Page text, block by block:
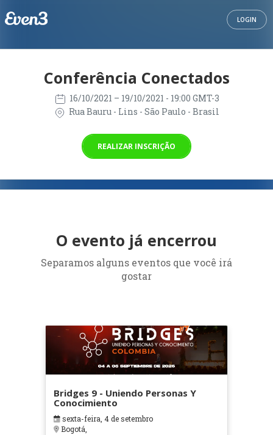
LOGIN
Conferência Conectados
16/10/2021 – 19/10/2021 - 19:00 GMT-3
Rua Bauru - Lins - São Paulo - Brasil
REALIZAR INSCRIÇÃO
O evento já encerrou
Separamos alguns eventos que você irá
gostar
Bridges 9 - Uniendo Personas Y
Conocimiento
sexta-feira, 4 de setembro
Bogotá,